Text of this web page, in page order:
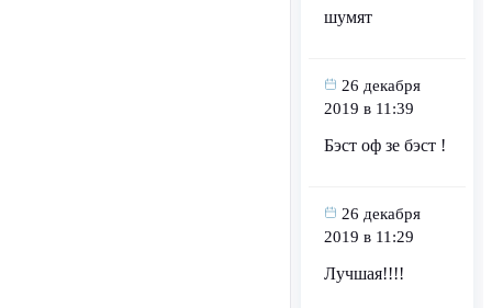
шумят
26 декабря
2019 в 11:39
Бэст оф зе бэст !
26 декабря
2019 в 11:29
Лучшая!!!!